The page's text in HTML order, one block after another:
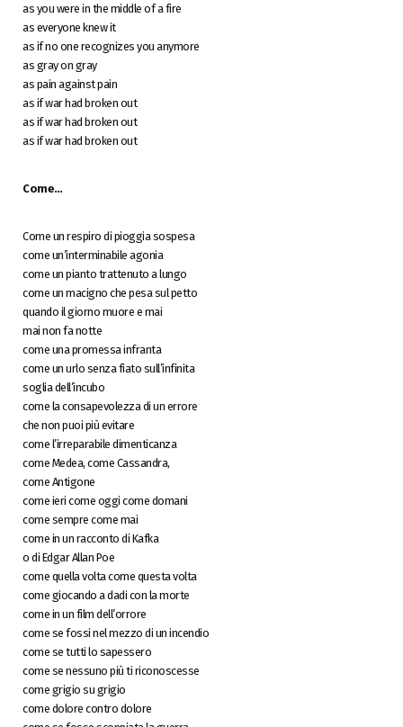
as you were in the middle of a fire
as everyone knew it
as if no one recognizes you anymore
as gray on gray
as pain against pain
as if war had broken out
as if war had broken out
as if war had broken out
Come…
Come un respiro di pioggia sospesa
come un’interminabile agonia
come un pianto trattenuto a lungo
come un macigno che pesa sul petto
quando il giorno muore e mai
mai non fa notte
come una promessa infranta
come un urlo senza fiato sull’infinita
soglia dell’incubo
come la consapevolezza di un errore
che non puoi più evitare
come l’irreparabile dimenticanza
come Medea, come Cassandra,
come Antigone
come ieri come oggi come domani
come sempre come mai
come in un racconto di Kafka
o di Edgar Allan Poe
come quella volta come questa volta
come giocando a dadi con la morte
come in un film dell’orrore
come se fossi nel mezzo di un incendio
come se tutti lo sapessero
come se nessuno più ti riconoscesse
come grigio su grigio
come dolore contro dolore